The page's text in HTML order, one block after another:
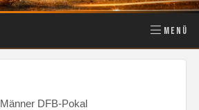
MENÜ
Männer DFB-Pokal